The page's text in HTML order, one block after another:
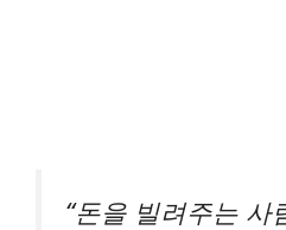
“돈을 빌려주는 사